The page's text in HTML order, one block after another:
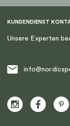
KUNDENDIENST
Unsere Experten